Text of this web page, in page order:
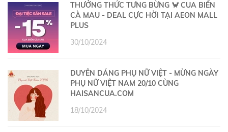
THƯỞNG THỨC TƯNG BỪNG 🦀 CUA BIỂN
CÀ MAU - DEAL CỰC HỜI TẠI AEON MALL
PLUS
30/10/2024
DUYÊN DÁNG PHỤ NỮ VIỆT - MỪNG NGÀY
PHỤ NỮ VIỆT NAM 20/10 CÙNG
HAISANCUA.COM
18/10/2024